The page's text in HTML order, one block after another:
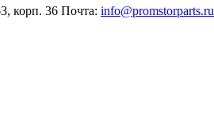
корп. 36 Почта: info@promstorparts.ru